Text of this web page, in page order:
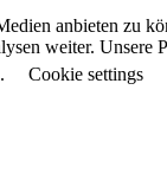
anbieten zu
weiter.
Cookie settings